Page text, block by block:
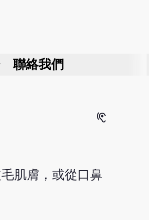
聯絡我們
hearing
肌膚，或從口鼻